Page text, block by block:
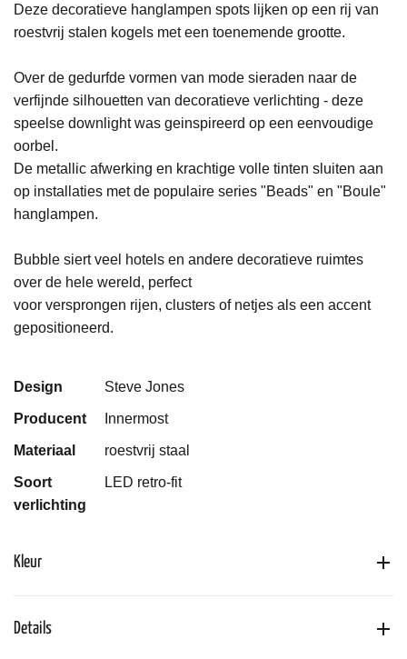
Deze decoratieve hanglampen spots lijken op een rij van
roestvrij stalen kogels met een toenemende grootte.
Over de gedurfde vormen van mode sieraden naar de
verfijnde silhouetten van decoratieve verlichting - deze
speelse downlight was geinspireerd op een eenvoudige
oorbel.
De metallic afwerking en krachtige volle tinten sluiten aan
op installaties met de populaire series "Beads" en "Boule"
hanglampen.
Bubble siert veel hotels en andere decoratieve ruimtes
over de hele wereld, perfect
voor versprongen rijen, clusters of netjes als een accent
gepositioneerd.
Design Steve Jones
Producent Innermost
Materiaal roestvrij staal
Soort
verlichting
LED retro-fit
Kleur
Details